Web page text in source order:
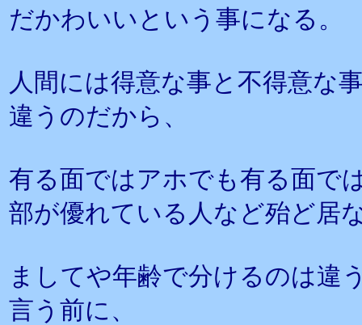
だかわいいという事になる。
人間には得意な事と不得意な
違うのだから、
有る面ではアホでも有る面で
部が優れている人など殆ど居
ましてや年齢で分けるのは違
言う前に、